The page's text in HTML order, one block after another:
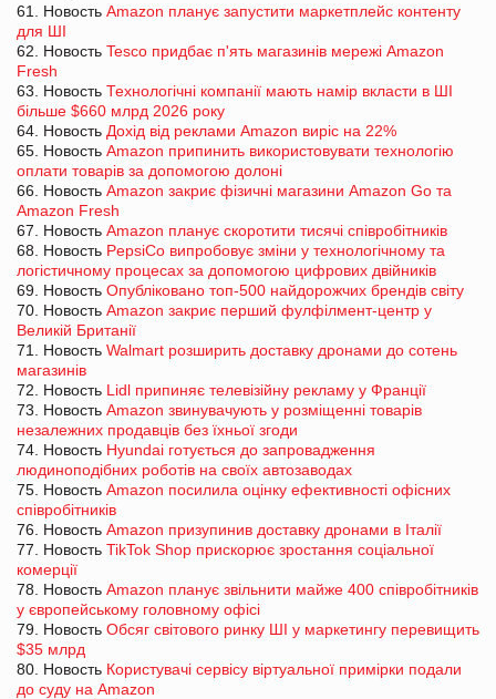
61. Новость Amazon планує запустити маркетплейс контенту
для ШІ
62. Новость Tesco придбає п'ять магазинів мережі Amazon
Fresh
63. Новость Технологічні компанії мають намір вкласти в ШІ
більше $660 млрд 2026 року
64. Новость Дохід від реклами Amazon виріс на 22%
65. Новость Amazon припинить використовувати технологію
оплати товарів за допомогою долоні
66. Новость Amazon закриє фізичні магазини Amazon Go та
Amazon Fresh
67. Новость Amazon планує скоротити тисячі співробітників
68. Новость PepsiCo випробовує зміни у технологічному та
логістичному процесах за допомогою цифрових двійників
69. Новость Опубліковано топ-500 найдорожчих брендів світу
70. Новость Amazon закриє перший фулфілмент-центр у
Великій Британії
71. Новость Walmart розширить доставку дронами до сотень
магазинів
72. Новость Lidl припиняє телевізійну рекламу у Франції
73. Новость Amazon звинувачують у розміщенні товарів
незалежних продавців без їхньої згоди
74. Новость Hyundai готується до запровадження
людиноподібних роботів на своїх автозаводах
75. Новость Amazon посилила оцінку ефективності офісних
співробітників
76. Новость Amazon призупинив доставку дронами в Італії
77. Новость TikTok Shop прискорює зростання соціальної
комерції
78. Новость Amazon планує звільнити майже 400 співробітників
у європейському головному офісі
79. Новость Обсяг світового ринку ШІ у маркетингу перевищить
$35 млрд
80. Новость Користувачі сервісу віртуальної примірки подали
до суду на Amazon